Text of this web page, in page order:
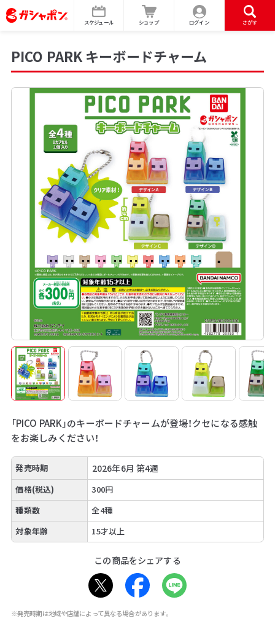
スケジュール ショップ ログイン さがす
PICO PARK キーボードチャーム
「PICO PARK」のキーボードチャームが登場！クセになる感触
をお楽しみください！
発売時期 2026年6月 第4週
価格(税込)
300円
種類数
全4種
対象年齢
15才以上
この商品をシェアする
※発売時期は地域や店舗によって異なる場合があります。